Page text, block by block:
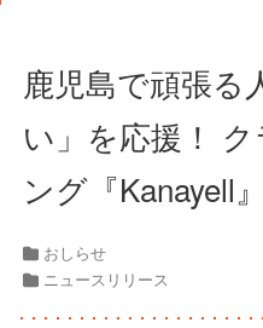
鹿児島で頑張る
い」を応援！
ング『Kanayell』
おしらせ
ニュースリリース